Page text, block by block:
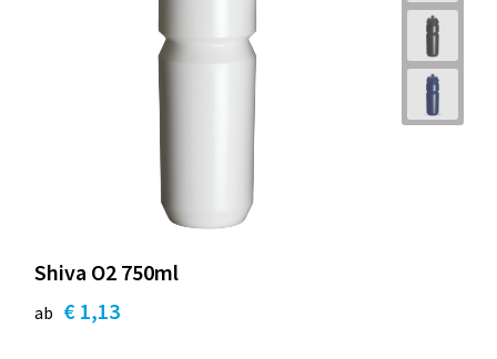
Shiva O2 750ml
ab € 1,13